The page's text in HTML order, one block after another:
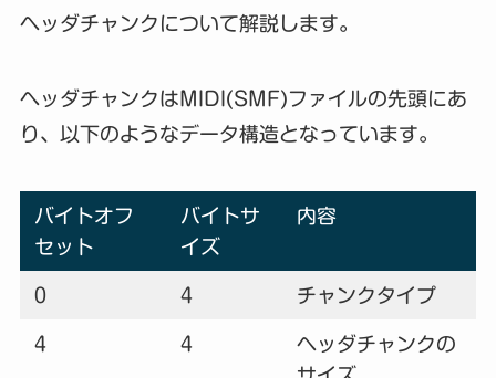
ヘッダチャンクについて解説します。
ヘッダチャンクはMIDI(SMF)ファイルの先頭にあ
り、以下のようなデータ構造となっています。
バイトオフ
セット
バイトサ
イズ
内容
0 4 チャンクタイプ
4 4
ヘッダチャンクの